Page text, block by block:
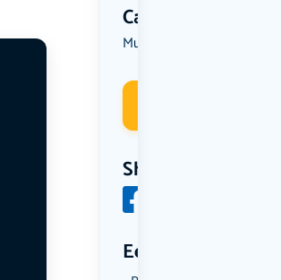
Categorie
Muziek
Share
Een aantal